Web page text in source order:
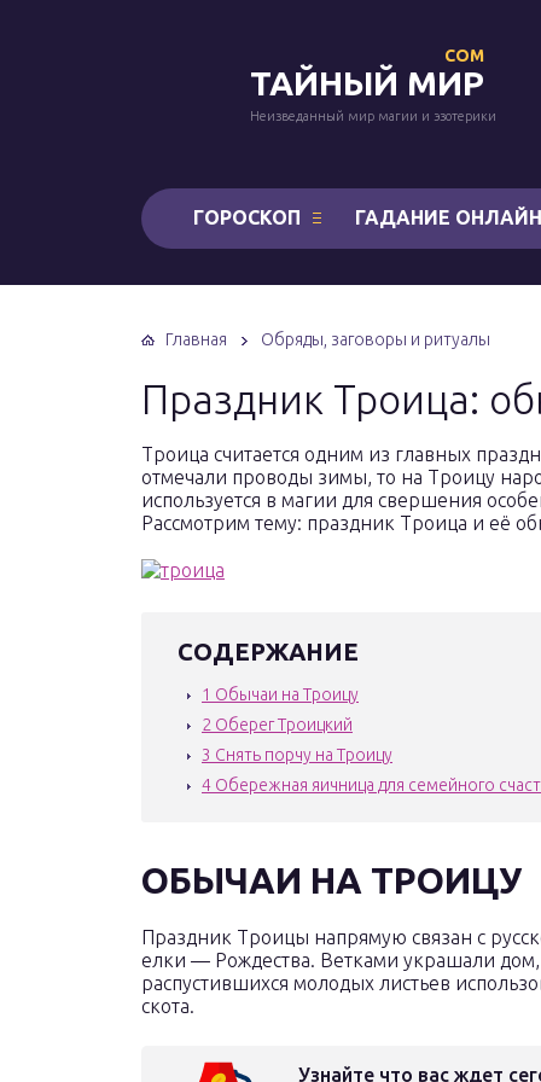
ТАЙНЫЙ МИР
COM
Неизведанный мир магии и эзотерики
ГОРОСКОП ГАДАНИЕ ОНЛАЙН
Главная Обряды, заговоры и ритуалы
Праздник Троица:
Троица считается одним из главных
отмечали проводы зимы, то на Троицу
используется в магии для свершения
Рассмотрим тему: праздник Троица и её
СОДЕРЖАНИЕ
1 Обычаи на Троицу
2 Оберег Троицкий
3 Снять порчу на Троицу
4 Обережная яичница для семейного
ОБЫЧАИ НА ТРОИЦУ
Праздник Троицы напрямую связан с
елки — Рождества. Ветками украшали
распустившихся молодых листьев
скота.
Узнайте что вас ждет